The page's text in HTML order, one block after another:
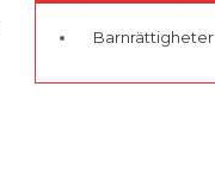
Barnrättigheter